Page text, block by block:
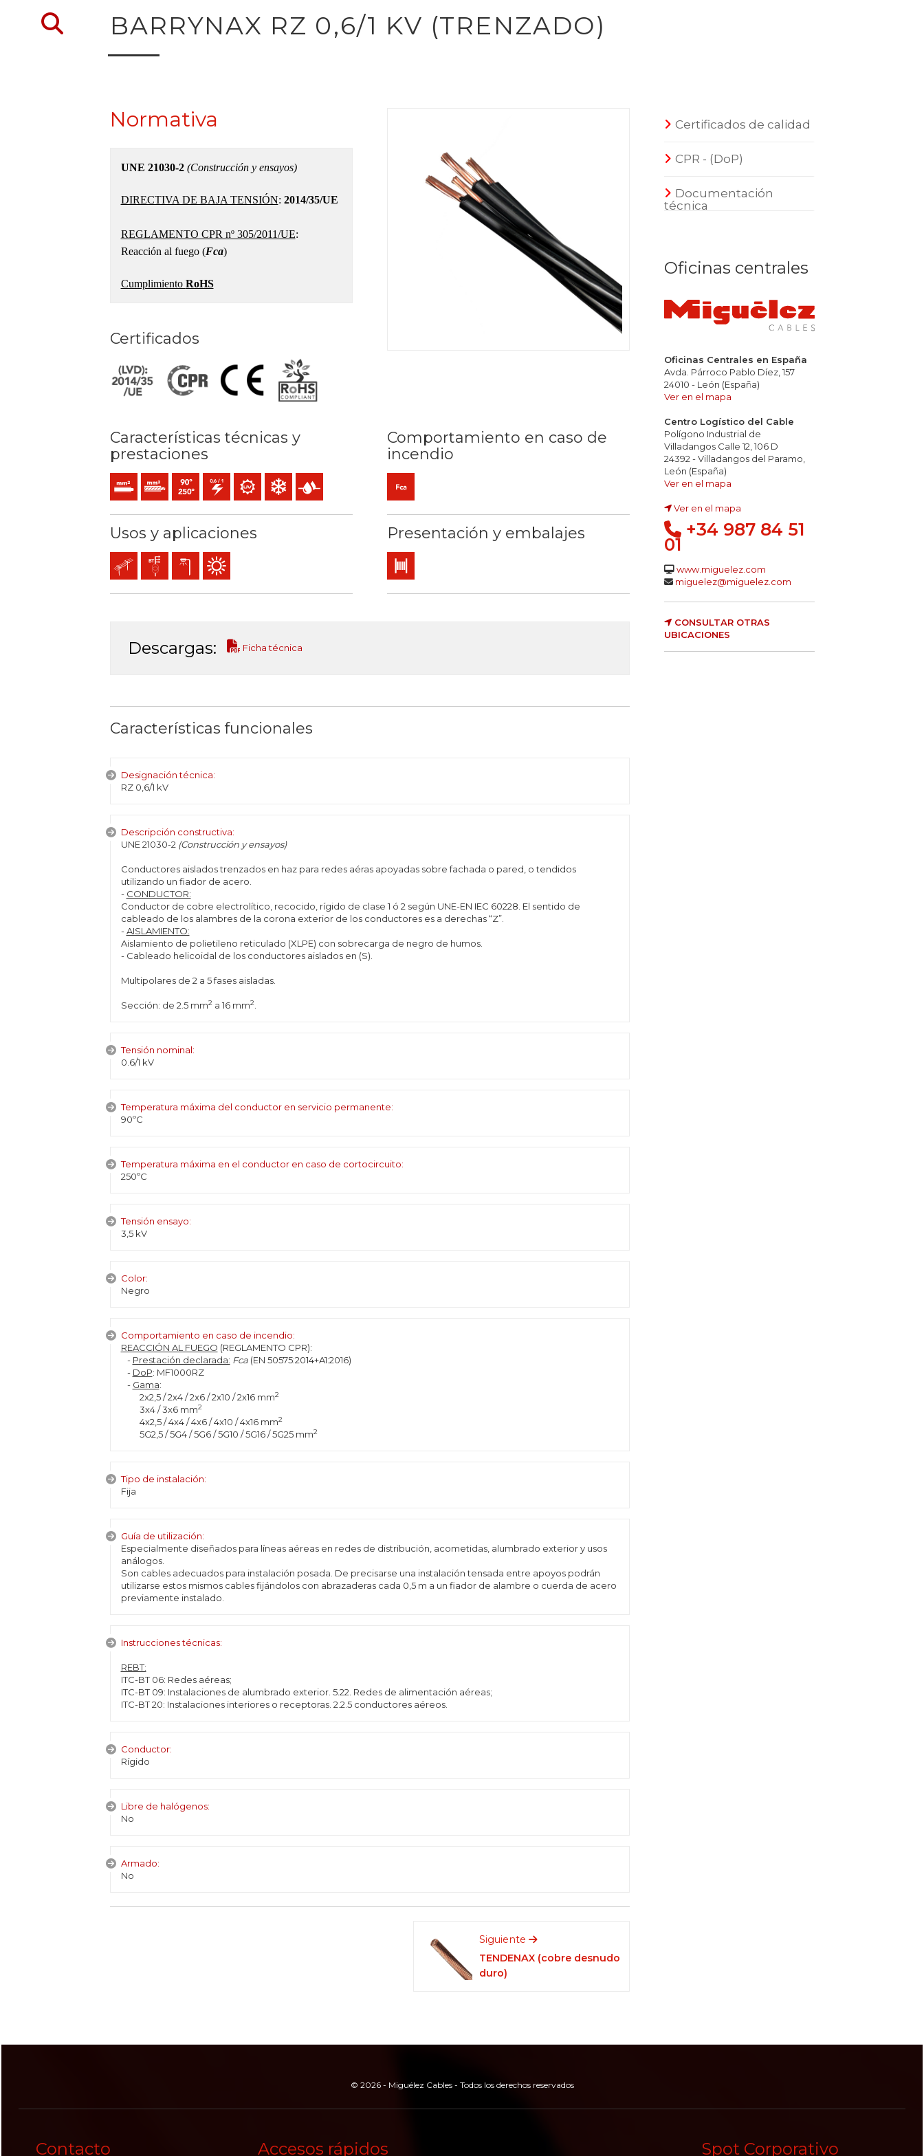
Volver al buscador de productos
BARRYNAX RZ 0,6/1 KV (TRENZADO)
Normativa
UNE 21030-2 (Construcción y ensayos)
DIRECTIVA DE BAJA TENSIÓN: 2014/35/UE
REGLAMENTO CPR nº 305/2011/UE:
Reacción al fuego (Fca)
Cumplimiento RoHS
Certificados
Características técnicas y
prestaciones
Conductor de un alambre (clase 1) mm2
Conductor rígido cableado (clase 2) mm2
Temperatura máx. servicio: 90ºC / 250ºC
0,6/1 (1,2) kV C.AResistencia a los rayos UV
Resistencia al frío
Presencia de agua
Comportamiento en caso de
incendio
Usos y aplicaciones
Líneas aéreasLíneas de distribución y acometidas
Alumbrado exterior
Uso exterior
Presentación y embalajes
Bobina
Descargas: Ficha técnica
Características funcionales
Designación técnica:
RZ 0,6/1 kV
Descripción constructiva:
UNE 21030-2 (Construcción y ensayos)
Conductores aislados trenzados en haz para redes aéras apoyadas sobre fachada o pared, o tendidos
utilizando un fiador de acero.
- CONDUCTOR:
Conductor de cobre electrolítico, recocido, rígido de clase 1 ó 2 según UNE-EN IEC 60228. El sentido de
cableado de los alambres de la corona exterior de los conductores es a derechas “Z”.
-AISLAMIENTO:
Aislamiento de polietileno reticulado (XLPE) con sobrecarga de negro de humos.
- Cableado helicoidal de los conductores aislados en (S).
Multipolares de 2 a 5 fases aisladas.
Sección: de 2.5 mm2a 16 mm2.
Tensión nominal:
0.6/1 kV
Temperatura máxima del conductor en servicio permanente:
90ºC
Temperatura máxima en el conductor en caso de cortocircuito:
250ºC
Tensión ensayo:
3,5 kV
Color:
Negro
Comportamiento en caso de incendio:
REACCIÓN AL FUEGO (REGLAMENTO CPR):
- Prestación declarada: Fca (EN 50575:2014+A1:2016)
- DoP: MF1000RZ
- Gama:
2x2,5 / 2x4 / 2x6 / 2x10 / 2x16 mm2
3x4 / 3x6 mm2
4x2,5 / 4x4 / 4x6 / 4x10 / 4x16 mm2
5G2,5 / 5G4 / 5G6 / 5G10 / 5G16 / 5G25 mm2
Tipo de instalación:
Fija
Guía de utilización:
Especialmente diseñados para líneas aéreas en redes de distribución, acometidas, alumbrado exterior y usos
análogos.
Son cables adecuados para instalación posada. De precisarse una instalación tensada entre apoyos podrán
utilizarse estos mismos cables fijándolos con abrazaderas cada 0,5 m a un fiador de alambre o cuerda de acero
previamente instalado.
Instrucciones técnicas:
REBT:
ITC-BT 06: Redes aéreas;
ITC-BT 09: Instalaciones de alumbrado exterior. 5.22. Redes de alimentación aéreas;
ITC-BT 20: Instalaciones interiores o receptoras. 2.2.5 conductores aéreos.
Conductor:
Rígido
Libre de halógenos:
No
Armado:
No
Siguiente
TENDENAX (cobre desnudo
duro)
Certificados de calidad
CPR - (DoP)
Documentación
técnica
Oficinas centrales
Oficinas Centrales en España
Avda. Párroco Pablo Díez, 157
24010 - León (España)
Ver en el mapa
Centro Logístico del Cable
Polígono Industrial de
Villadangos Calle 12, 106 D
24392 - Villadangos del Paramo,
León (España)
Ver en el mapa
Ver en el mapa
+34 987 84 51
01
www.miguelez.com
miguelez@miguelez.com
CONSULTAR OTRAS
UBICACIONES
© 2026 - Miguélez Cables - Todos los derechos reservados
Contacto Accesos rápidos Spot Corporativo